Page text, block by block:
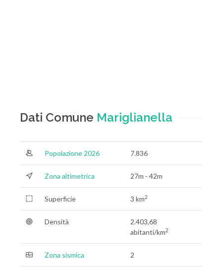
Dati Comune Mariglianella
Popolazione 2026 7.836
Zona altimetrica 27m - 42m
Superficie 3 km2
Densità
2.403,68
abitanti/km2
Zona sismica 2